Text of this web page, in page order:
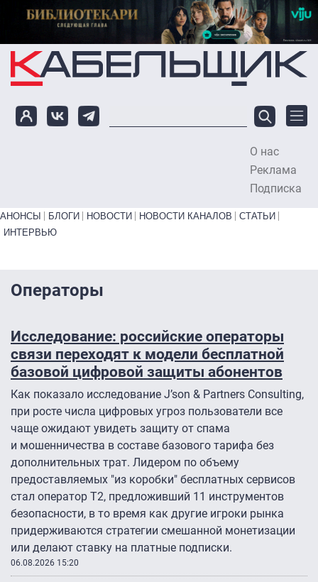
Перейти к основному содержанию
О нас
Реклама
Подписка
Primary links bottom
АНОНСЫ БЛОГИ НОВОСТИ НОВОСТИ КАНАЛОВ
СТАТЬИ
ИНТЕРВЬЮ
Операторы
Исследование: российские операторы
связи переходят к модели бесплатной
базовой цифровой защиты абонентов
Как показало исследование J’son & Partners Consulting,
при росте числа цифровых угроз пользователи все
чаще ожидают увидеть защиту от спама
и мошенничества в составе базового тарифа без
дополнительных трат. Лидером по объему
предоставляемых "из коробки" бесплатных сервисов
стал оператор Т2, предложивший 11 инструментов
безопасности, в то время как другие игроки рынка
придерживаются стратегии смешанной монетизации
или делают ставку на платные подписки.
06.08.2026 15:20